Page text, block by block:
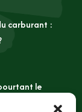
carburant :
le